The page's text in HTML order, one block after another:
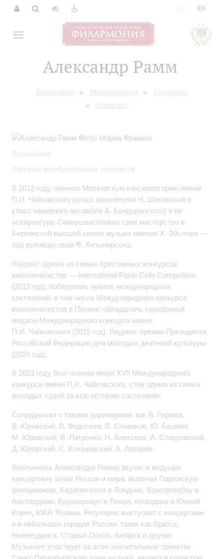
EN
Александр Рамм
Биография Мероприятия
Гастроли
Новости
Виолончель
Лауреат международных конкурсов
В 2012 году окончил Московскую консерваторию имени
П.И. Чайковского (класс виолончели Н. Шаховской и
класс камерного ансамбля А. Бондурянского) и ее
аспирантуру. Совершенствовал свое мастерство в
Берлинской высшей школе музыки имении Х. Эйслера —
под руководством Ф. Хельмерсона.
Лауреат одного из самых престижных конкурсов
виолончелистов — International Paulo Cello Competition
(2013 год), победитель многих международных
состязаний, в том числе Международного конкурса
виолончелистов в Пекине; обладатель серебряной
медали Международного конкурса имени
П.И. Чайковского (2015 год). Лауреат премии Президента
Российской Федерации для молодых деятелей культуры
(2024 год).
В 2023 году был членом жюри ХVII Международного
конкурса имени П.И. Чайковского, став одним из самых
молодых судей за всю историю состязания.
Сотрудничал с такими дирижерами, как В. Гергиев,
В. Юровский, В. Федосеев, В. Спиваков, Ю. Башмет,
М. Юровский, В. Петренко, Н. Алексеев, А. Сладковский,
Д. Юровский, С. Кочановский. А. Лазарев.
Виолончель Александра Рамма звучит в ведущих
концертных залах России и мира, включая Парижскую
филармонию, Кадоган-холл в Лондоне, Консертгебау в
Амстердаме, Брукнерхаус в Линце, площадки в Южной
Корее, ЮАР, Японии. Регулярно выступает с концертами
и в небольших городах России, таких как Братск,
Нижнеудинск, Старый Оскол, Ангарск и другие.
Музыкант участвует во всех значительных проектах